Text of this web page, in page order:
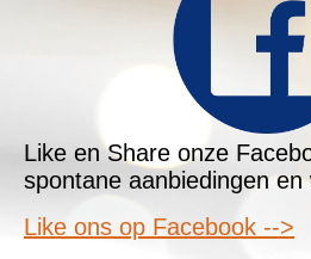
Like en Share onze
spontane aanbiedingen en
Like ons op Facebook -->